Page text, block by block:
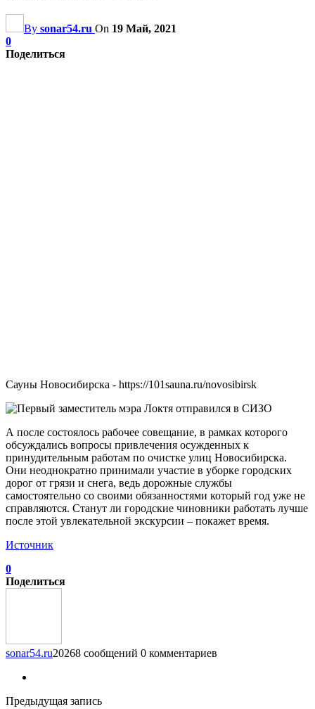
By sonar54.ru On 19 Май, 2021
0
Поделиться
Сауны Новосибирска - https://101sauna.ru/novosibirsk
А после состоялось рабочее совещание, в рамках которого
обсуждались вопросы привлечения осужденных к
принудительным работам по очистке улиц Новосибирска.
Они неоднократно принимали участие в уборке городских
дорог от грязи и снега, ведь дорожные службы
самостоятельно со своими обязанностями который год уже не
справляются. Станут ли городские чиновники работать лучше
после этой увлекательной экскурсии – покажет время.
Источник
0
Поделиться
sonar54.ru20268 сообщений 0 комментариев
Предыдущая запись